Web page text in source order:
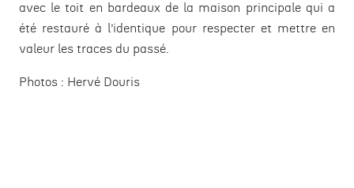
avec le toit en bardeaux de la maison principale qui a
été restauré à l’identique pour respecter et mettre en
valeur les traces du passé.
Photos : Hervé Douris